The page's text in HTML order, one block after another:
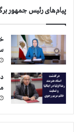
پیام‌های رئیس جمهور